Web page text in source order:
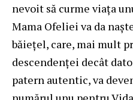
nevoit să curme viața
Mama Ofeliei va da
băiețel, care, mai mult
descendenței decât
patern autentic, va